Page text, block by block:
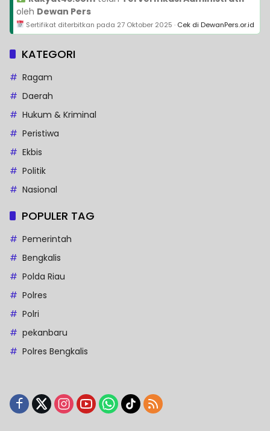
oleh Dewan Pers
Sertifikat diterbitkan pada 27 Oktober 2025 · Cek di DewanPers.or.id
KATEGORI
Ragam
Daerah
Hukum & Kriminal
Peristiwa
Ekbis
Politik
Nasional
POPULER TAG
Pemerintah
Bengkalis
Polda Riau
Polres
Polri
pekanbaru
Polres Bengkalis